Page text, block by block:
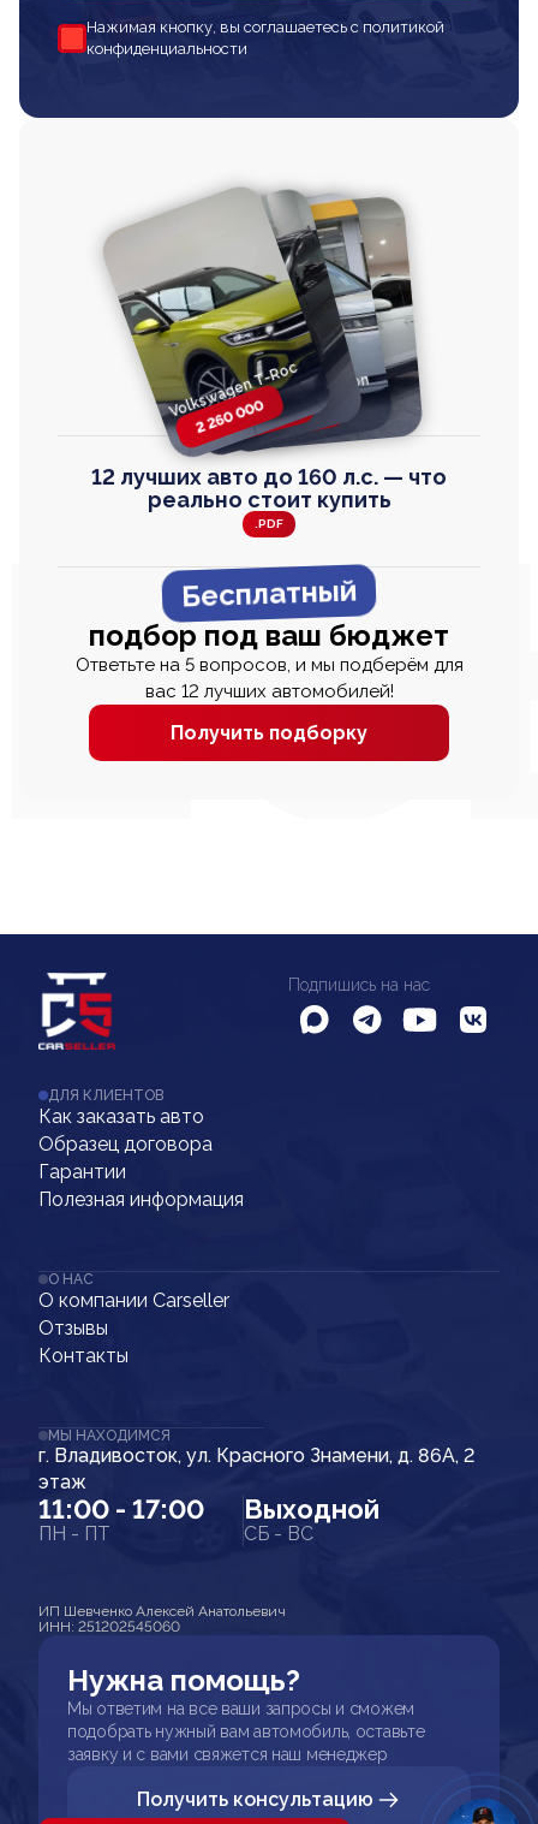
Нажимая кнопку, вы соглашаетесь с политикой
конфиденциальности
Volkswagen T-Roc
2 260 000
Toyota Harrier
2 820 000
Honda Step Wagon
2 820 000
Volkswagen
TAYRON
2 670 000
12 лучших авто до 160 л.с. — что
реально стоит купить
.PDF
Бесплатный
подбор под ваш бюджет
Ответьте на 5 вопросов, и мы подберём для
вас 12 лучших автомобилей!
Получить подборку
Подпишись на нас
ДЛЯ КЛИЕНТОВ
Как заказать авто
Образец договора
Гарантии
Полезная информация
О НАС
О компании Carseller
Отзывы
Контакты
МЫ НАХОДИМСЯ
г. Владивосток, ул. Красного Знамени, д. 86А, 2
этаж
11:00 - 17:00
ПН - ПТ
Выходной
СБ - ВС
ИП Шевченко Алексей Анатольевич
ИНН: 251202545060
Нужна помощь?
Мы ответим на все ваши запросы и сможем
подобрать нужный вам автомобиль, оставьте
заявку и с вами свяжется наш менеджер
Получить консультацию